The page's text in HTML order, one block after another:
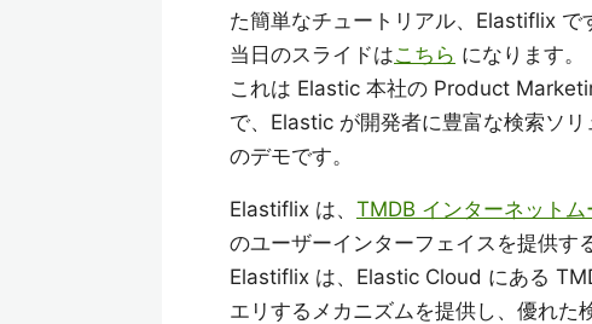
た簡単なチュートリアル、Elastiflix で
当日のスライドはこちら になります。
これは Elastic 本社の Product
で、Elastic が開発者に豊富な検索ソ
のデモです。
Elastiflix は、 TMDB インターネット
のユーザーインターフェイスを提供す
Elastiflix は、Elastic Cloud にある
エリするメカニズムを提供し、優れた